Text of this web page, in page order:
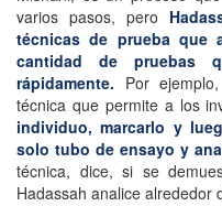
varios pasos, pero
técnicas de prueba que
cantidad de pruebas
rápidamente. Por
técnica que permite a los
individuo, marcarlo y
solo tubo de ensayo y
técnica, dice, si se
Hadassah analice alrededor